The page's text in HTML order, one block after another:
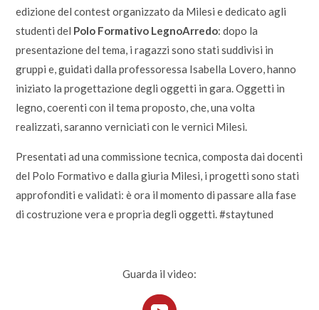
edizione del contest organizzato da Milesi e dedicato agli
studenti del Polo Formativo LegnoArredo: dopo la
presentazione del tema, i ragazzi sono stati suddivisi in
gruppi e, guidati dalla professoressa Isabella Lovero, hanno
iniziato la progettazione degli oggetti in gara. Oggetti in
legno, coerenti con il tema proposto, che, una volta
realizzati, saranno verniciati con le vernici Milesi.
Presentati ad una commissione tecnica, composta dai docenti
del Polo Formativo e dalla giuria Milesi, i progetti sono stati
approfonditi e validati: è ora il momento di passare alla fase
di costruzione vera e propria degli oggetti. #staytuned
Guarda il video: